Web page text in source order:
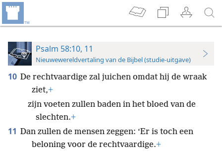
Psalm 58:10, 11
Nieuwewereldvertaling van de Bijbel (studie-uitgave)
10 De rechtvaardige zal juichen omdat hij de wraak
ziet,+
zijn voeten zullen baden in het bloed van de
slechten.+
11 Dan zullen de mensen zeggen: ‘Er is toch een
beloning voor de rechtvaardige.+